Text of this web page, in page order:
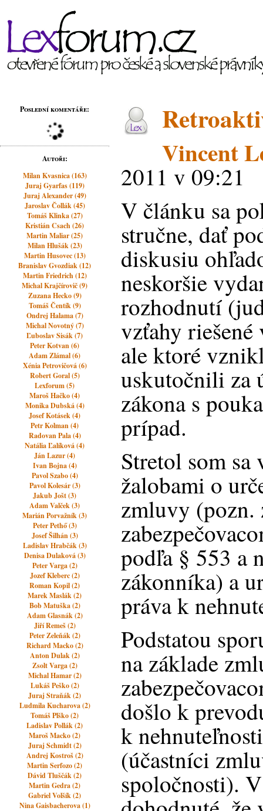
Poslední komentáře:
Autoři:
Milan Kvasnica (163)
Juraj Gyarfas (119)
Juraj Alexander (49)
Jaroslav Čollák (45)
Tomáš Klinka (27)
Kristián Csach (26)
Martin Maliar (25)
Milan Hlušák (23)
Martin Husovec (13)
Branislav Gvozdiak (12)
Martin Friedrich (12)
Michal Krajčírovič (9)
Zuzana Hecko (9)
Tomáš Čentík (9)
Ondrej Halama (7)
Michal Novotný (7)
Ľuboslav Sisák (7)
Peter Kotvan (6)
Adam Zlámal (6)
Xénia Petrovičová (6)
Robert Goral (5)
Lexforum (5)
Maroš Hačko (4)
Monika Dubská (4)
Josef Kotásek (4)
Petr Kolman (4)
Radovan Pala (4)
Natália Ľalíková (4)
Ján Lazur (4)
Ivan Bojna (4)
Pavol Szabo (4)
Pavol Kolesár (3)
Jakub Jošt (3)
Adam Valček (3)
Marián Porvažník (3)
Peter Pethő (3)
Josef Šilhán (3)
Ladislav Hrabčák (3)
Denisa Dulaková (3)
Peter Varga (2)
Jozef Kleberc (2)
Roman Kopil (2)
Marek Maslák (2)
Bob Matuška (2)
Adam Glasnák (2)
Jiří Remeš (2)
Peter Zeleňák (2)
Richard Macko (2)
Anton Dulak (2)
Zsolt Varga (2)
Michal Hamar (2)
Lukáš Peško (2)
Juraj Straňák (2)
Ludmila Kucharova (2)
Tomáš Plško (2)
Ladislav Pollák (2)
Maroš Macko (2)
Juraj Schmidt (2)
Andrej Kostroš (2)
Martin Serfozo (2)
Dávid Tluščák (2)
Martin Gedra (2)
Gabriel Volšík (2)
Nina Gaisbacherova (1)
Vincent
2011 v 09:21
V článku sa
stručne, dať
diskusiu
neskoršie
rozhodnutí
vzťahy
ale ktoré
uskutočnili za
zákona s
prípad.
Stretol som
žalobami o
zmluvy
podľa § 553 a
zákonníka) a
práva k
Podstatou
na základe
došlo k
k
(účastníci
spoločnosti).